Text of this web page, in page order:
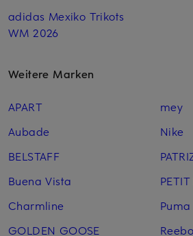
adidas Mexiko Trikots
WM 2026
Weitere Marken
APART
Aubade
BELSTAFF
Buena Vista
Charmline
GOLDEN GOOSE
mey
Nike
PETIT
Puma